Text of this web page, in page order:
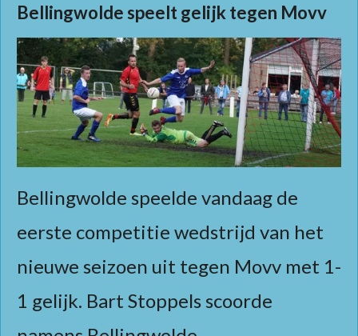
Bellingwolde speelt gelijk tegen Movv
Bellingwolde speelde vandaag de
eerste competitie wedstrijd van het
nieuwe seizoen uit tegen Movv met 1-
1 gelijk. Bart Stoppels scoorde